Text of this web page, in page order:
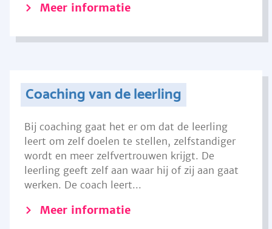
Meer informatie
Coaching van de leerling
Bij coaching gaat het er om dat de leerling
leert om zelf doelen te stellen, zelfstandiger
wordt en meer zelfvertrouwen krijgt. De
leerling geeft zelf aan waar hij of zij aan gaat
werken. De coach leert...
Meer informatie